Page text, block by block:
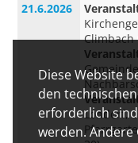
Diese Website
den
erforderlich
werden. Andere
21.6.2026
Climbach
Londorf,